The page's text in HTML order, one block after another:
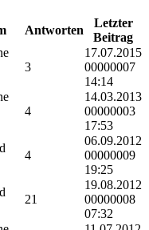
Antworten
Letzter
Beitrag
3
17.07.2015
00000007
14:14
4
14.03.2013
00000003
17:53
4
06.09.2012
00000009
19:25
21
19.08.2012
00000008
07:32